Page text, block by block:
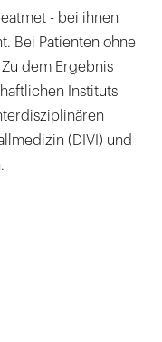
so oft beatmet
- bei ihnen
Bei Patienten ohne
dem Ergebnis
Instituts
(DIVI) und